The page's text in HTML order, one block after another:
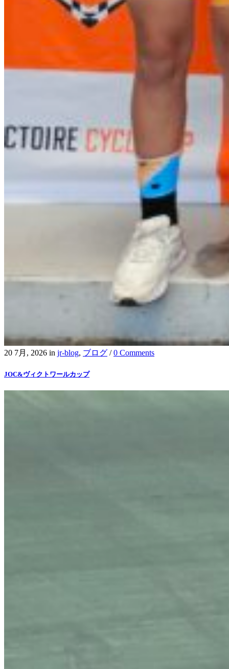
20 7月, 2026 in jr-blog, ブログ /0 Comments
JOC&ヴィクトワールカップ